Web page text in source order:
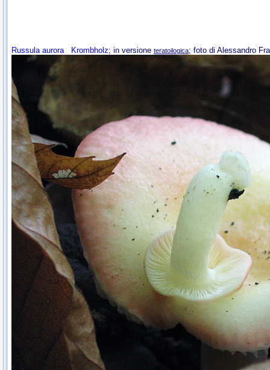
Russula aurora Krombholz; in versione teratoilogica; foto di Alessandro